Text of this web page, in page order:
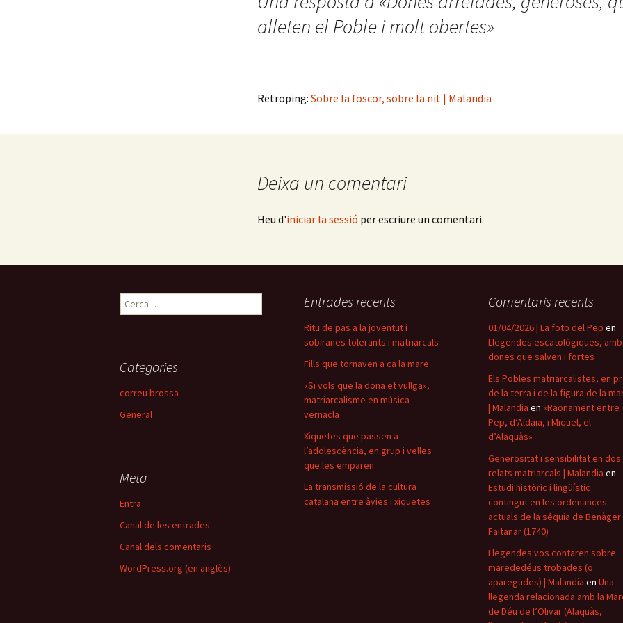
alleten el Poble i molt obertes»
Retroping: Sobre la foscor, sobre la nit | Malandia
Deixa un comentari
Heu d'iniciar la sessió per escriure un comentari.
Cerca: Entrades recents
Ritu de pas a la joventut i
sobiranes tolerants i matriarcals
Fills que tornaven a ca la mare
«Si vols que la dona et vullga»,
matriarcalisme en música
vernacla
Xiquetes que passen a
l’adolescència, en grup i velles
que les emparen
La transmissió de la cultura
catalana entre àvies i xiquetes
Comentaris recents
01/04/2026 | La foto del Pep en
Llegendes escatològiques, amb
dones que salven i fortes
Els Pobles matriarcalistes, en
de la terra i de la figura de la
| Malandia en «Raonament entre
Pep, d’Aldaia, i Miquel, el
d’Alaquàs»
Generositat i sensibilitat en dos
relats matriarcals | Malandia en
Estudi històric i lingüístic
contingut en les ordenances
actuals de la séquia de Benàger
Faitanar (1740)
Llegendes vos contaren sobre
marededéus trobades (o
aparegudes) | Malandia en Una
llegenda relacionada amb la
de Déu de l’Olivar (Alaquàs,
Categories
correu brossa
General
Meta
Entra
Canal de les entrades
Canal dels comentaris
WordPress.org (en anglès)